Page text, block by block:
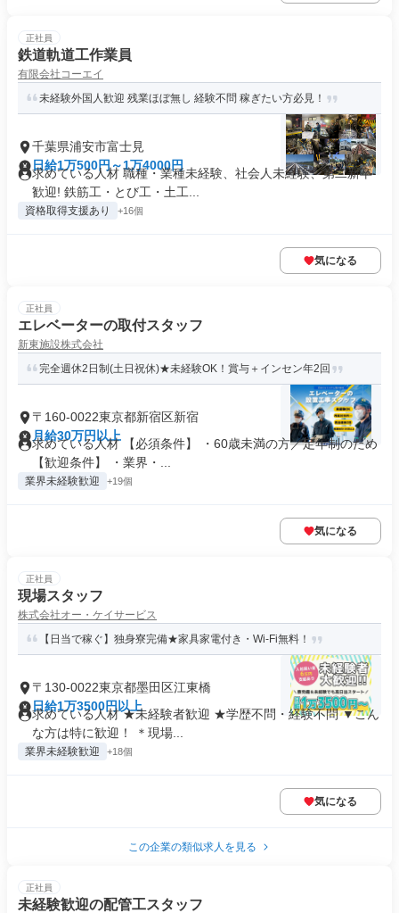
正社員
鉄道軌道工作業員
有限会社コーエイ
未経験外国人歓迎 残業ほぼ無し 経験不問 稼ぎたい方必見！
千葉県浦安市富士見
日給1万500円～1万4000円
求めている人材 職種・業種未経験、社会人未経験、第二新卒
歓迎! 鉄筋工・とび工・土工...
資格取得支援あり +16個
気になる
正社員
エレベーターの取付スタッフ
新東施設株式会社
完全週休2日制(土日祝休)★未経験OK！賞与＋インセン年2回
〒160-0022東京都新宿区新宿
月給30万円以上
求めている人材 【必須条件】 ・60歳未満の方／定年制のため
【歓迎条件】 ・業界・...
業界未経験歓迎 +19個
気になる
正社員
現場スタッフ
株式会社オー・ケイサービス
【日当で稼ぐ】独身寮完備★家具家電付き・Wi-Fi無料！
〒130-0022東京都墨田区江東橋
日給1万3500円以上
求めている人材 ★未経験者歓迎 ★学歴不問・経験不問 ▼こん
な方は特に歓迎！ ＊現場...
業界未経験歓迎 +18個
気になる
この企業の類似求人を見る
正社員
未経験歓迎の配管工スタッフ